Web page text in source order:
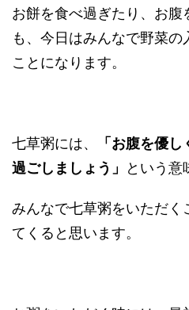
お餅を食べ過ぎたり、お腹
も、今日はみんなで野菜の
ことになります。
七草粥には、
「お腹を優
過ごしましょう」
という意
みんなで七草粥をいただく
てくると思います。